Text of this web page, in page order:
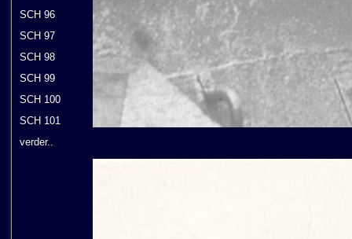
SCH 96
SCH 97
SCH 98
SCH 99
SCH 100
SCH 101
verder..